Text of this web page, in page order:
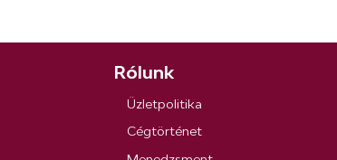
Rólunk
Üzletpolitika
Cégtörténet